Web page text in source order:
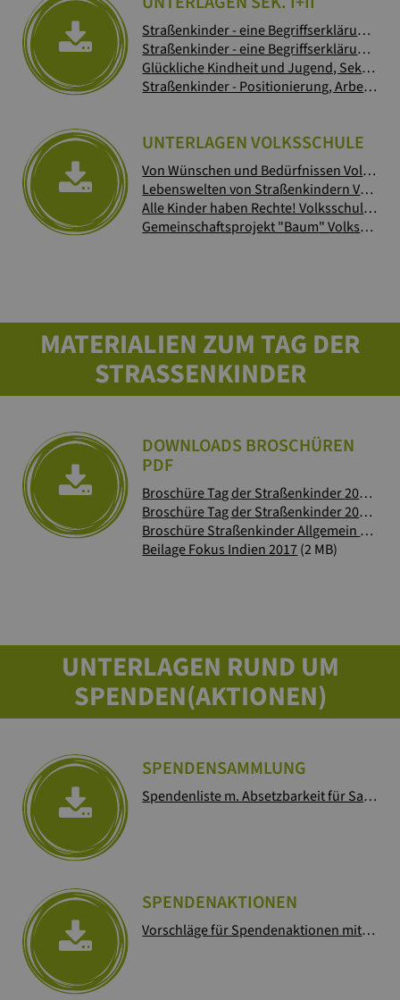
Straßenkinder - eine Begriffserklärung, Sekundarstufe I
Straßenkinder - eine Begriffserklärung mit Beispielen aus Indien, Sekundarstufe II
Glückliche Kindheit und Jugend, Sekundarstufe I
Straßenkinder - Positionierung, Arbeit mit Zitaten und Fotos, Sekundarstufe I + II
UNTERLAGEN VOLKSSCHULE
Von Wünschen und Bedürfnissen Volksschule
Lebenswelten von Straßenkindern Volksschule
Alle Kinder haben Rechte! Volksschulen
Gemeinschaftsprojekt "Baum" Volksschule
MATERIALIEN ZUM TAG DER
STRASSENKINDER
DOWNLOADS BROSCHÜREN
PDF
Broschüre Tag der Straßenkinder 2019
Broschüre Tag der Straßenkinder 2018
Broschüre Straßenkinder Allgemein 2017
Beilage Fokus Indien 2017(2 MB)
UNTERLAGEN RUND UM
SPENDEN(AKTIONEN)
SPENDENSAMMLUNG
Spendenliste m. Absetzbarkeit für Sammlungen & Aktionen
SPENDENAKTIONEN
Vorschläge für Spendenaktionen mit Jugend Eine Welt